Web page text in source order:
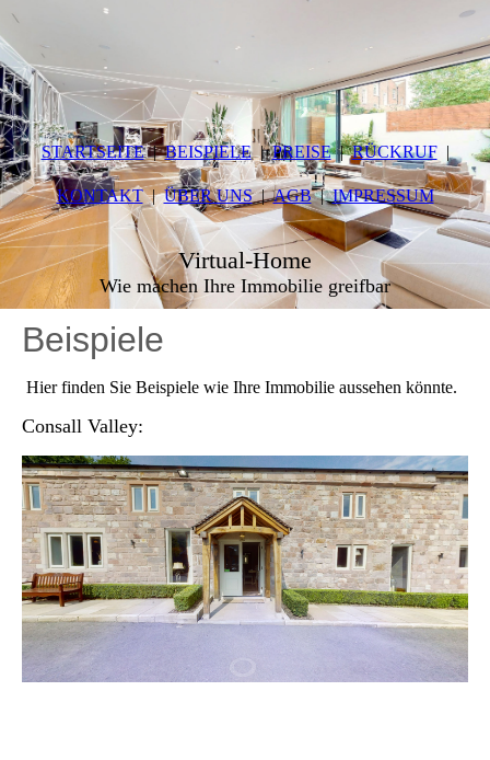
STARTSEITE BEISPIELE PREISE RÜCKRUF
KONTAKT ÜBER UNS AGB IMPRESSUM
Virtual-Home
Wie machen Ihre Immobilie greifbar
Beispiele
Hier finden Sie Beispiele wie Ihre Immobilie aussehen könnte.
Consall Valley: